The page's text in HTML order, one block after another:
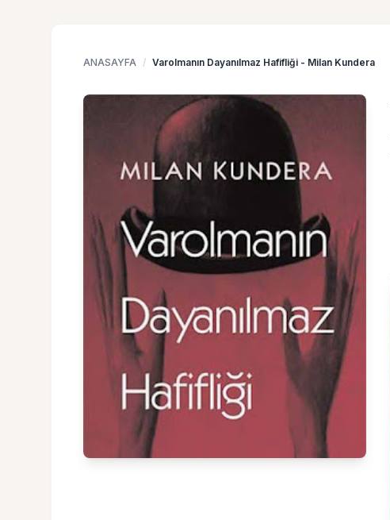
ANASAYFA / Varolmanın Dayanılmaz Hafifliği - Milan Kundera